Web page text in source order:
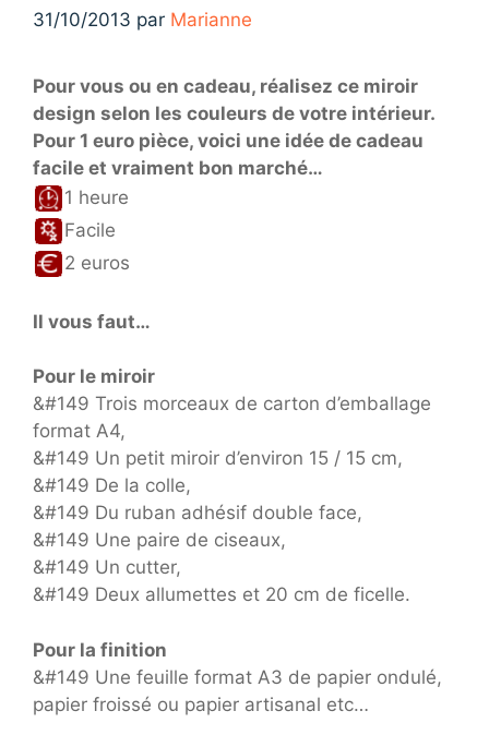
31/10/2013 par Marianne
Pour vous ou en cadeau, réalisez ce miroir
design selon les couleurs de votre intérieur.
Pour 1 euro pièce, voici une idée de cadeau
facile et vraiment bon marché…
1 heure
Facile
2 euros
Il vous faut…
Pour le miroir
&#149 Trois morceaux de carton d’emballage
format A4,
&#149 Un petit miroir d’environ 15 / 15 cm,
&#149 De la colle,
&#149 Du ruban adhésif double face,
&#149 Une paire de ciseaux,
&#149 Un cutter,
&#149 Deux allumettes et 20 cm de ficelle.
Pour la finition
&#149 Une feuille format A3 de papier ondulé,
papier froissé ou papier artisanal etc…